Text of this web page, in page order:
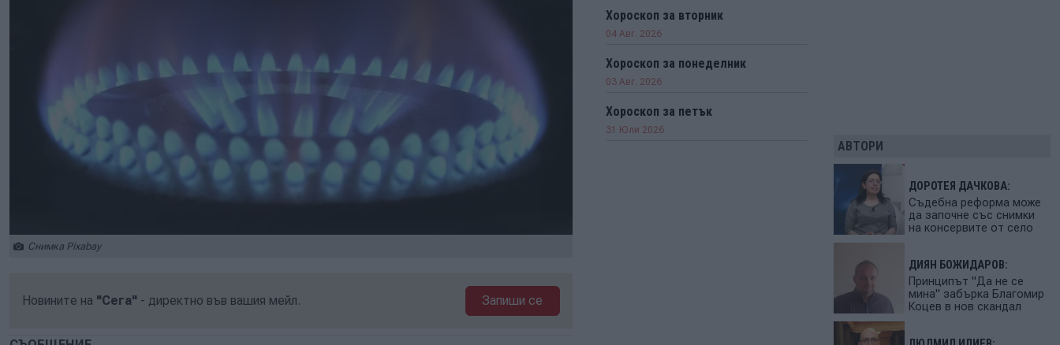
Снимка Pixabay
Новините на "Сега" - директно във вашия мейл. Запиши се
Хороскоп за вторник
04 Авг. 2026
Хороскоп за понеделник
03 Авг. 2026
Хороскоп за петък
31 Юли 2026
АВТОРИ
ДОРОТЕЯ ДАЧКОВА:
Съдебна реформа може
да започне със снимки
на консервите от село
ДИЯН БОЖИДАРОВ:
Принципът "Да не се
мина" забърка Благомир
Коцев в нов скандал